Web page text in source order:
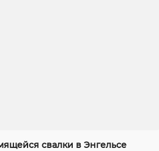
свалки в Энгельсе